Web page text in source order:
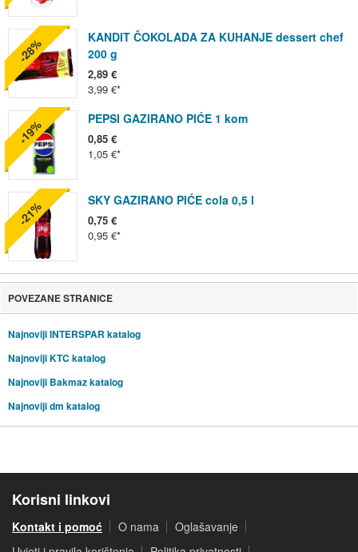
KANDIT ČOKOLADA ZA KUHANJE dessert chef
200 g
2,89 €
3,99 €
-28%
PEPSI GAZIRANO PIĆE 1 kom
0,85 €
1,05 €
-19%
SKY GAZIRANO PIĆE cola 0,5 l
0,75 €
0,95 €
-21%
POVEZANE STRANICE
Najnoviji INTERSPAR katalog
Najnoviji KTC katalog
Najnoviji Bakmaz katalog
Najnoviji dm katalog
Korisni linkovi
Kontakt i pomoć O nama
Oglašavanje